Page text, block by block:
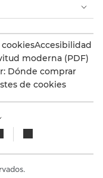
Accesibilidad
moderna (PDF)
Dónde comprar
de cookies